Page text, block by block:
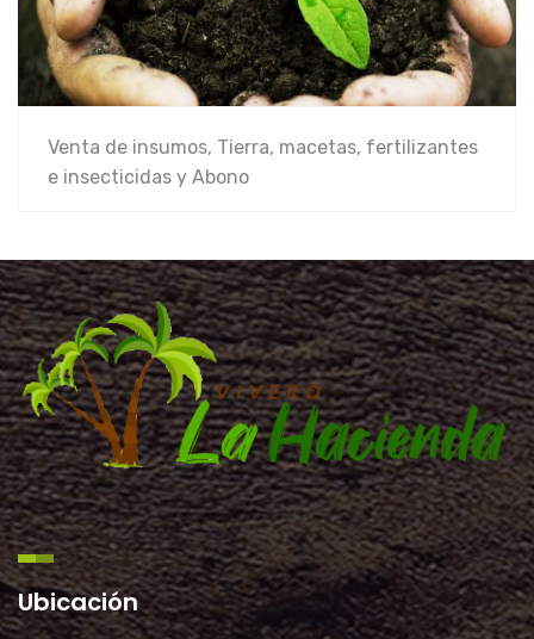
Venta de insumos, Tierra, macetas, fertilizantes
e insecticidas y Abono
Ubicación